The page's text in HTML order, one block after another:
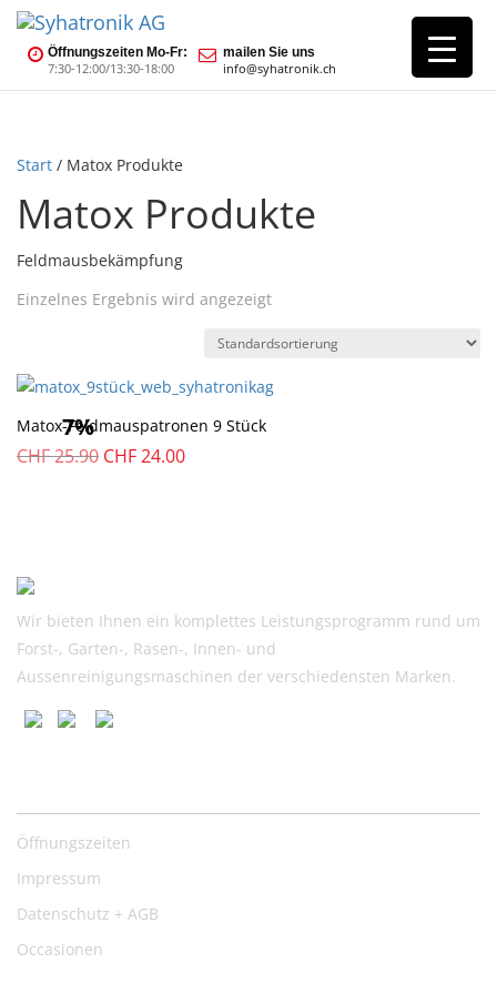
Öffnungszeiten Mo-Fr:
7:30-12:00/13:30-18:00
mailen Sie uns
info@syhatronik.ch
Start / Matox Produkte
Matox Produkte
Feldmausbekämpfung
Einzelnes Ergebnis wird angezeigt
7%
Matox-Feldmauspatronen 9 Stück
CHF25.90 Ursprünglicher
CHF24.00Aktueller
Wir bieten Ihnen ein komplettes Leistungsprogramm rund um
Forst-, Garten-, Rasen-, Innen- und
Aussenreinigungsmaschinen der verschiedensten Marken.
Öffnungszeiten
Impressum
Datenschutz + AGB
Occasionen